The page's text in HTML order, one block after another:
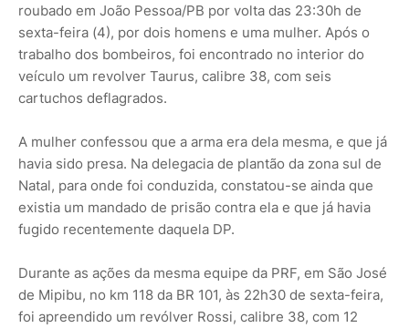
roubado em João Pessoa/PB por volta das 23:30h de
sexta-feira (4), por dois homens e uma mulher. Após o
trabalho dos bombeiros, foi encontrado no interior do
veículo um revolver Taurus, calibre 38, com seis
cartuchos deflagrados.
A mulher confessou que a arma era dela mesma, e que já
havia sido presa. Na delegacia de plantão da zona sul de
Natal, para onde foi conduzida, constatou-se ainda que
existia um mandado de prisão contra ela e que já havia
fugido recentemente daquela DP.
Durante as ações da mesma equipe da PRF, em São José
de Mipibu, no km 118 da BR 101, às 22h30 de sexta-feira,
foi apreendido um revólver Rossi, calibre 38, com 12